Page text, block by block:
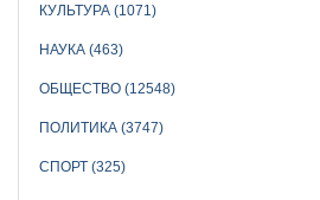
КУЛЬТУРА (1071)
НАУКА (463)
ОБЩЕСТВО (12548)
ПОЛИТИКА (3747)
СПОРТ (325)